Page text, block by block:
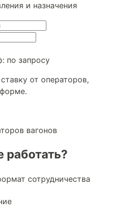
и назначения
по запросу
от операторов,
вагонов
работать?
сотрудничества